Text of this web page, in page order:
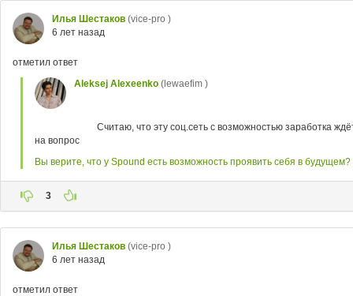
Илья Шестаков (vice-pro )
6 лет назад
отметил ответ
Aleksej Alexeenko (lewaefim )
Считаю, что эту соц.сеть с возможностью заработка
на вопрос
Вы верите, что у Spound есть возможность проявить себя в будущем?
3
Илья Шестаков (vice-pro )
6 лет назад
отметил ответ